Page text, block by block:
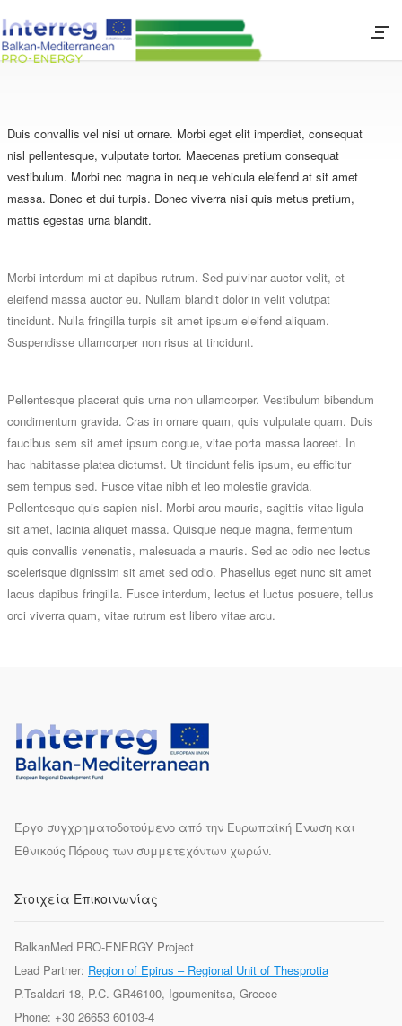
Duis convallis vel nisi ut ornare. Morbi eget elit imperdiet, consequat
nisl pellentesque, vulputate tortor. Maecenas pretium consequat
vestibulum. Morbi nec magna in neque vehicula eleifend at sit amet
massa. Donec et dui turpis. Donec viverra nisi quis metus pretium,
mattis egestas urna blandit.
Morbi interdum mi at dapibus rutrum. Sed pulvinar auctor velit, et
eleifend massa auctor eu. Nullam blandit dolor in velit volutpat
tincidunt. Nulla fringilla turpis sit amet ipsum eleifend aliquam.
Suspendisse ullamcorper non risus at tincidunt.
Pellentesque placerat quis urna non ullamcorper. Vestibulum bibendum
condimentum gravida. Cras in ornare quam, quis vulputate quam. Duis
faucibus sem sit amet ipsum congue, vitae porta massa laoreet. In
hac habitasse platea dictumst. Ut tincidunt felis ipsum, eu efficitur
sem tempus sed. Fusce vitae nibh et leo molestie gravida.
Pellentesque quis sapien nisl. Morbi arcu mauris, sagittis vitae ligula
sit amet, lacinia aliquet massa. Quisque neque magna, fermentum
quis convallis venenatis, malesuada a mauris. Sed ac odio nec lectus
scelerisque dignissim sit amet sed odio. Phasellus eget nunc sit amet
lacus dapibus fringilla. Fusce interdum, lectus et luctus posuere, tellus
orci viverra quam, vitae rutrum est libero vitae arcu.
Έργο συγχρηματοδοτούμενο από την Ευρωπαϊκή Ένωση και
Εθνικούς Πόρους των συμμετεχόντων χωρών.
Στοιχεία Επικοινωνίας
BalkanMed PRO-ENERGY Project
Lead Partner: Region of Epirus – Regional Unit of Thesprotia
P.Tsaldari 18, P.C. GR46100, Igoumenitsa, Greece
Phone: +30 26653 60103-4